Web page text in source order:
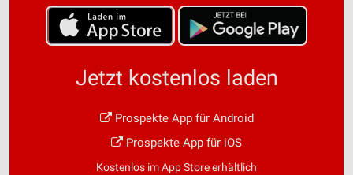
Jetzt kostenlos laden
Prospekte App für Android
Prospekte App für iOS
Kostenlos im App Store erhältlich